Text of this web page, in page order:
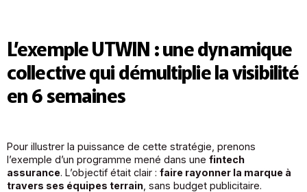
L’exemple UTWIN : une dynamique
collective qui démultiplie la visibilité
en 6 semaines
Pour illustrer la puissance de cette stratégie, prenons
l’exemple d’un programme mené dans une fintech
assurance. L’objectif était clair : faire rayonner la marque à
travers ses équipes terrain , sans budget publicitaire.